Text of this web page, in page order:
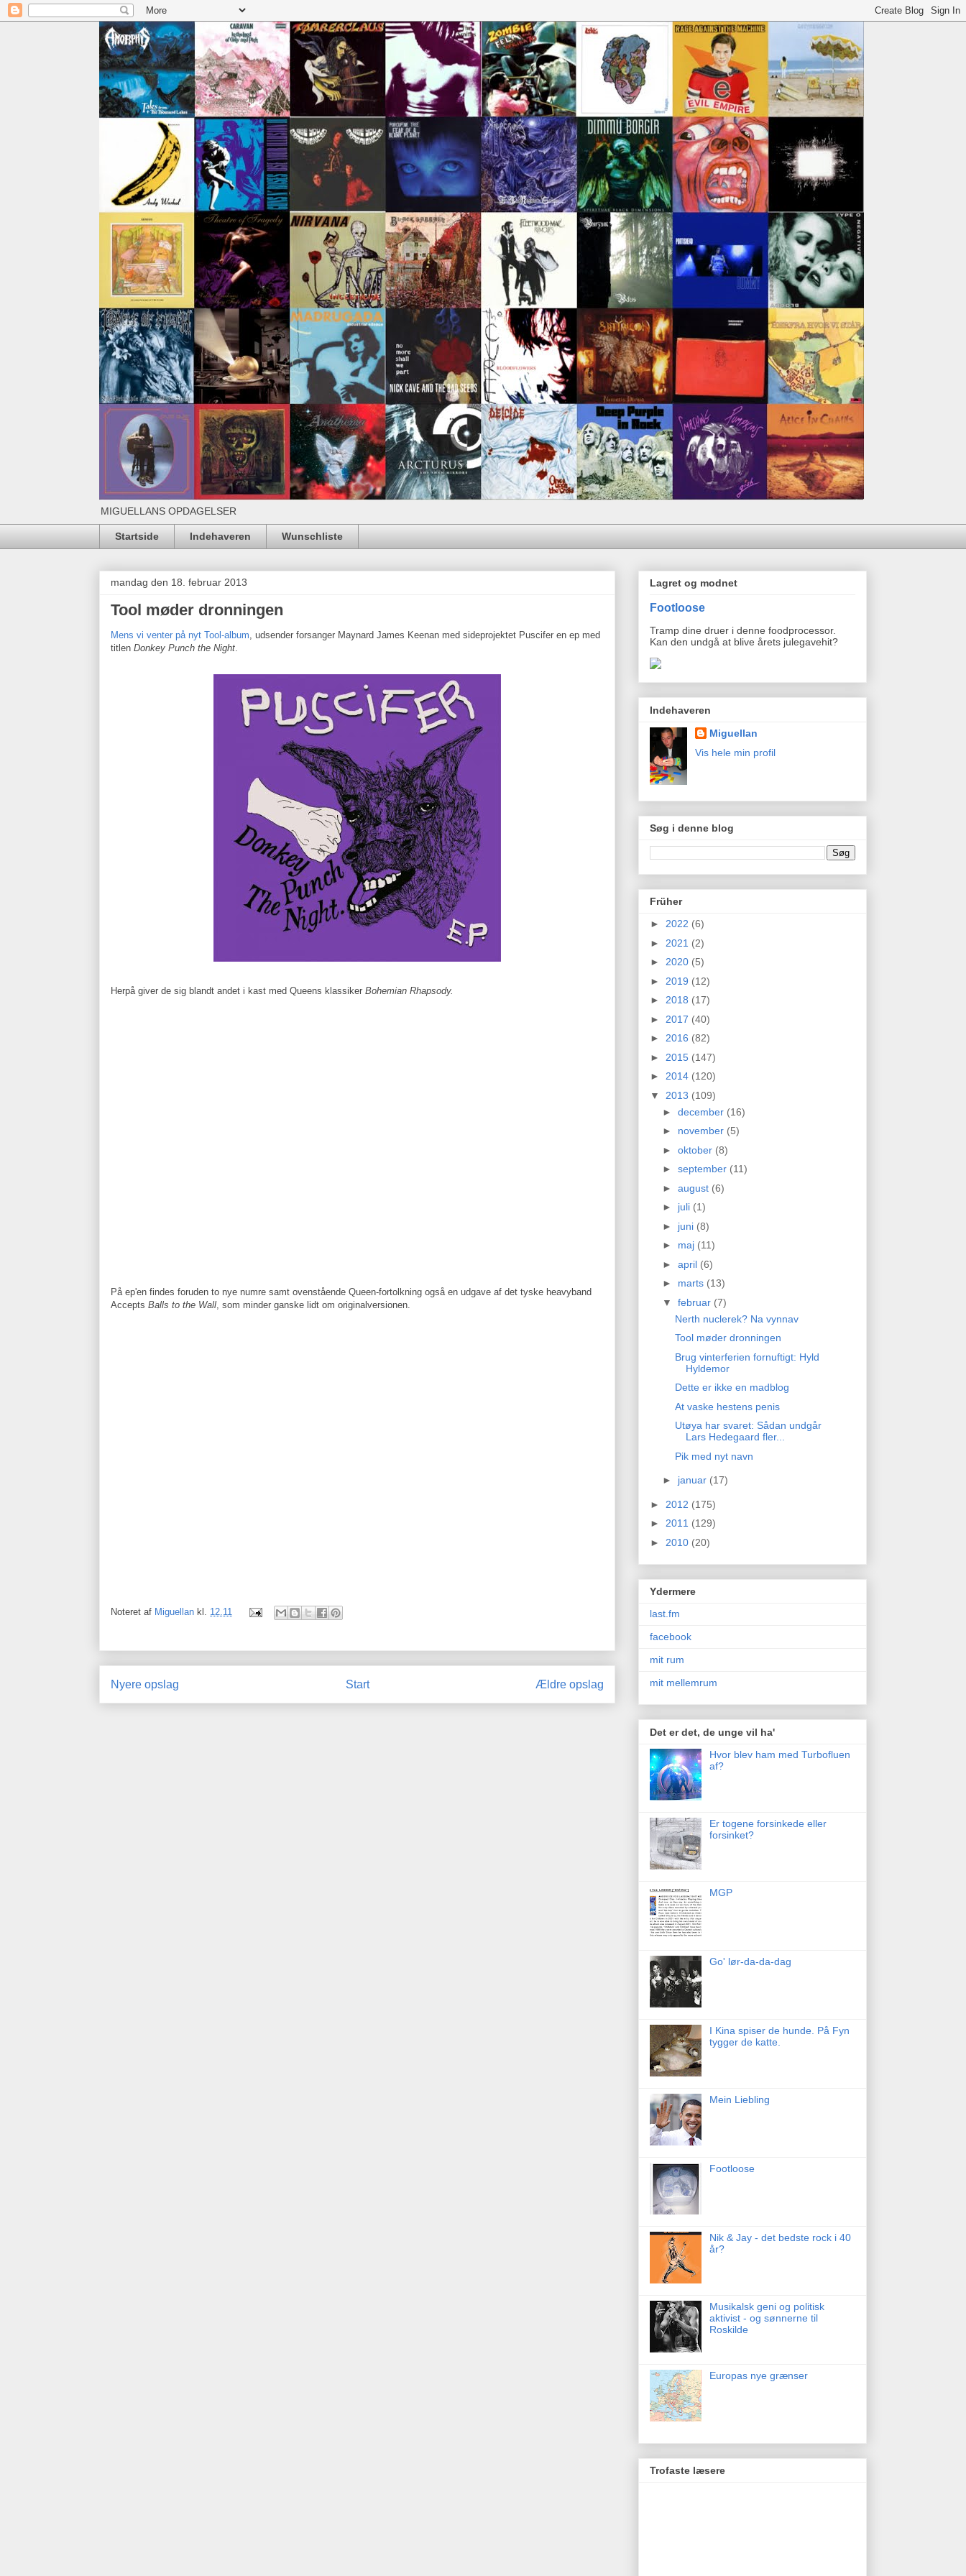
MIGUELLANS OPDAGELSER
Startside Indehaveren Wunschliste
mandag den 18. februar 2013
Tool møder dronningen
Mens vi venter på nyt Tool-album , udsender forsanger Maynard James Keenan med sideprojektet Puscifer en ep med
titlen Donkey Punch the Night
Herpå giver de sig blandt andet i kast med Queens klassiker Bohemian Rhapsody.
På ep'en findes foruden to nye numre samt ovenstående Queen-fortolkning også en udgave af det tyske heavyband
Accepts Balls to the Wall , som minder ganske lidt om originalversionen.
Noteret af Miguellan kl. 12.11
Nyere opslag Ældre opslag
Start
Lagret og modnet
Footloose
Tramp dine druer i denne foodprocessor.
Kan den undgå at blive årets julegavehit?
Indehaveren
Miguellan
Vis hele min profil
Søg i denne blog
Früher
► 2022 (6)
► 2021 (2)
► 2020 (5)
► 2019 (12)
► 2018 (17)
► 2017 (40)
► 2016 (82)
► 2015 (147)
► 2014 (120)
▼ 2013 (109)
► december (16)
► november (5)
► oktober (8)
► september (11)
► august (6)
► juli (1)
► juni (8)
► maj (11)
► april (6)
► marts (13)
▼ februar (7)
Nerth nuclerek? Na vynnav
Tool møder dronningen
Brug vinterferien fornuftigt: Hyld
Hyldemor
Dette er ikke en madblog
At vaske hestens penis
Utøya har svaret: Sådan undgår
Lars Hedegaard fler...
Pik med nyt navn
► januar (17)
► 2012 (175)
► 2011 (129)
► 2010 (20)
Ydermere
last.fm
facebook
mit rum
mit mellemrum
Det er det, de unge vil ha'
Hvor blev ham med Turbofluen
af?
Er togene forsinkede eller
forsinket?
MGP
Go' lør-da-da-dag
I Kina spiser de hunde. På Fyn
tygger de katte.
Mein Liebling
Footloose
Nik & Jay - det bedste rock i 40
år?
Musikalsk geni og politisk
aktivist - og sønnerne til
Roskilde
Europas nye grænser
Trofaste læsere